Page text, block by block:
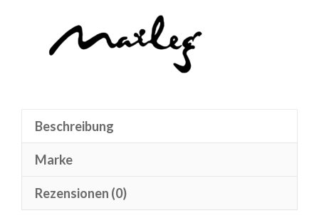
Beschreibung
Marke
Rezensionen (0)